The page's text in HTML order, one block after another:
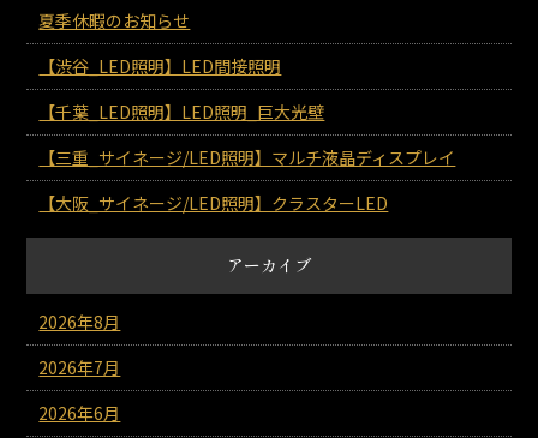
夏季休暇のお知らせ
【渋谷_LED照明】LED間接照明
【千葉_LED照明】LED照明_巨大光壁
【三重_サイネージ/LED照明】マルチ液晶ディスプレイ
【大阪_サイネージ/LED照明】クラスターLED
アーカイブ
2026年8月
2026年7月
2026年6月